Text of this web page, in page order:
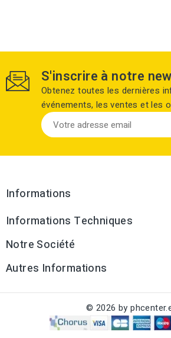
S'inscrire à notre
Obtenez toutes les dernières
événements, les ventes et les
Informations
Informations Techniques
Notre Société
Autres Informations
© 2026 by